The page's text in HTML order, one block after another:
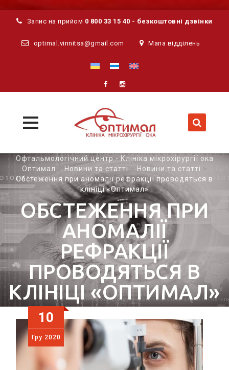
Запис на прийом 0 800 33 15 40 - безкоштовні дзвінки
optimal.vinnitsa@gmail.com Мапа відділень
Skip
content
Офтальмологічний центр - Клініка мікрохірургії ока
Оптимал
Новини та статті > Новини та статті >
Обстеження при аномалії рефракції проводяться в
клініці «Оптимал»
ОБСТЕЖЕННЯ ПРИ
АНОМАЛІЇ
РЕФРАКЦІЇ
ПРОВОДЯТЬСЯ В
КЛІНІЦІ «ОПТИМАЛ»
10
Гру 2020